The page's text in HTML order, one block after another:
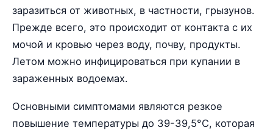
заразиться от животных, в частности, грызунов.
Прежде всего, это происходит от контакта с их
мочой и кровью через воду, почву, продукты.
Летом можно инфицироваться при купании в
зараженных водоемах.
Основными симптомами являются резкое
повышение температуры до 39-39,5°C, которая